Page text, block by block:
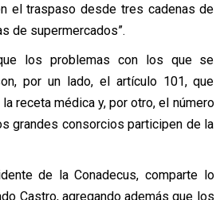
el traspaso desde tres cadenas de
de supermercados”.
los problemas con los que se
por un lado, el artículo 101, que
receta médica y, por otro, el número
grandes consorcios participen de la
de la Conadecus, comparte lo
Castro, agregando además que los